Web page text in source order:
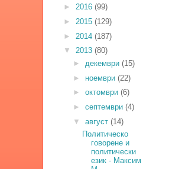
► 2016 (99)
► 2015 (129)
► 2014 (187)
▼ 2013 (80)
► декември (15)
► ноември (22)
► октомври (6)
► септември (4)
▼ август (14)
Политическо
говорене и
политически
език - Максим